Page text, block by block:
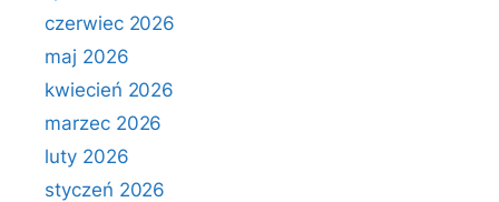
czerwiec 2026
maj 2026
kwiecień 2026
marzec 2026
luty 2026
styczeń 2026